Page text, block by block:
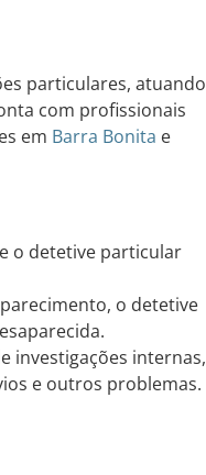
particulares, atuando
com profissionais
em Barra Bonita e
o detetive particular
o detetive
investigações internas,
e outros problemas.